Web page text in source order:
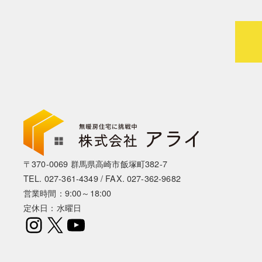
〒370-0069 群馬県高崎市飯塚町382-7
TEL. 027-361-4349/ FAX. 027-362-9682
営業時間：9:00～18:00
定休日：水曜日
Instagram
X YouTube